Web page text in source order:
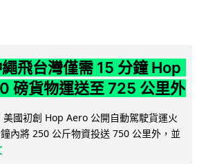
飛台灣僅需 15 分鐘 Hop
磅貨物運送至 725 公里外
美國初創 Hop Aero 公開自動駕駛貨運火
內將 250 公斤物資投送 750 公里外，並